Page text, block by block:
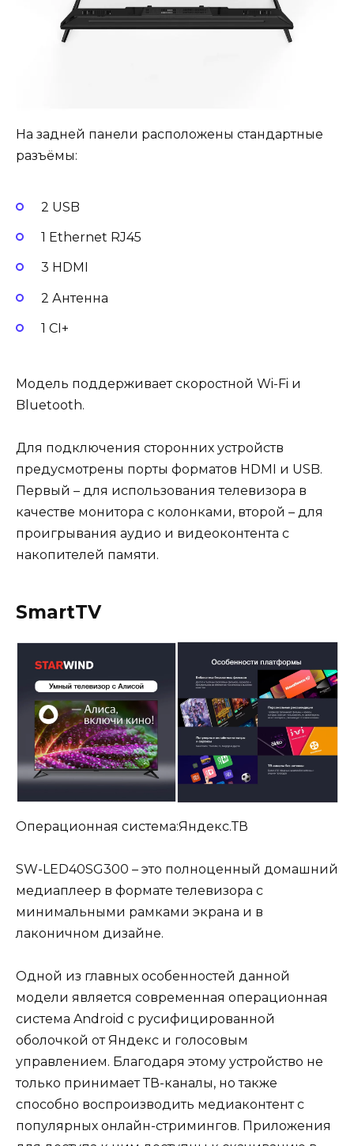
На задней панели расположены стандартные
разъёмы:
2 USB
1 Ethernet RJ45
3 HDMI
2 Антенна
1 CI+
Модель поддерживает скоростной Wi-Fi и
Bluetooth.
Для подключения сторонних устройств
предусмотрены порты форматов HDMI и USB.
Первый – для использования телевизора в
качестве монитора с колонками, второй – для
проигрывания аудио и видеоконтента с
накопителей памяти.
SmartTV
Операционная система:Яндекс.ТВ
SW-LED40SG300 – это полноценный домашний
медиаплеер в формате телевизора c
минимальными рамками экрана и в
лаконичном дизайне.
Одной из главных особенностей данной
модели является современная операционная
система Android с русифицированной
оболочкой от Яндекс и голосовым
управлением. Благодаря этому устройство не
только принимает ТВ-каналы, но также
способно воспроизводить медиаконтент с
популярных онлайн-стримингов. Приложения